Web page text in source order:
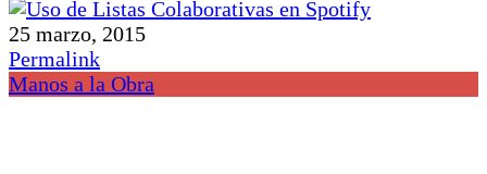
25 marzo, 2015
Permalink
Manos a la Obra